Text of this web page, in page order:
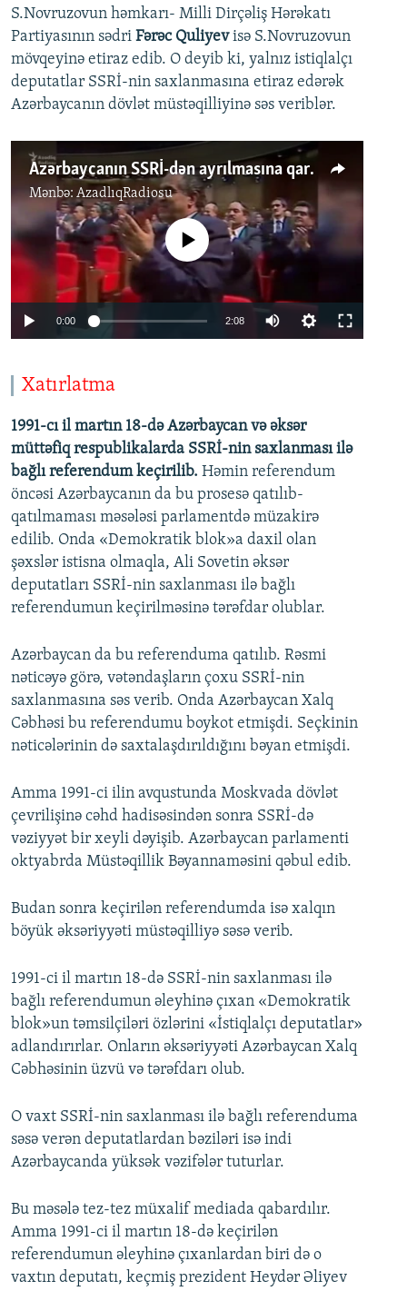
S.Novruzovun həmkarı- Milli Dirçəliş Hərəkatı
Partiyasının sədri Fərəc Quliyevisə S.Novruzovun
mövqeyinə etiraz edib. O deyib ki, yalnız istiqlalçı
deputatlar SSRİ-nin saxlanmasına etiraz edərək
Azərbaycanın dövlət müstəqilliyinə səs veriblər.
Azərbaycanın SSRİ-dən ayrılmasına qarşı çıxanlar kimlər idi
Mənbə: AzadlıqRadiosu
No media source currently available
0:00 2:08
Xatırlatma
1991-cı il martın 18-də Azərbaycan və əksər
müttəfiq respublikalarda SSRİ-nin saxlanması ilə
bağlı referendum keçirilib. Həmin referendum
öncəsi Azərbaycanın da bu prosesə qatılıb-
qatılmaması məsələsi parlamentdə müzakirə
edilib. Onda «Demokratik blok»a daxil olan
şəxslər istisna olmaqla, Ali Sovetin əksər
deputatları SSRİ-nin saxlanması ilə bağlı
referendumun keçirilməsinə tərəfdar olublar.
Azərbaycan da bu referenduma qatılıb. Rəsmi
nəticəyə görə, vətəndaşların çoxu SSRİ-nin
saxlanmasına səs verib. Onda Azərbaycan Xalq
Cəbhəsi bu referendumu boykot etmişdi. Seçkinin
nəticələrinin də saxtalaşdırıldığını bəyan etmişdi.
Amma 1991-ci ilin avqustunda Moskvada dövlət
çevrilişinə cəhd hadisəsindən sonra SSRİ-də
vəziyyət bir xeyli dəyişib. Azərbaycan parlamenti
oktyabrda Müstəqillik Bəyannaməsini qəbul edib.
Budan sonra keçirilən referendumda isə xalqın
böyük əksəriyyəti müstəqilliyə səsə verib.
1991-ci il martın 18-də SSRİ-nin saxlanması ilə
bağlı referendumun əleyhinə çıxan «Demokratik
blok»un təmsilçiləri özlərini «İstiqlalçı deputatlar»
adlandırırlar. Onların əksəriyyəti Azərbaycan Xalq
Cəbhəsinin üzvü və tərəfdarı olub.
O vaxt SSRİ-nin saxlanması ilə bağlı referenduma
səsə verən deputatlardan bəziləri isə indi
Azərbaycanda yüksək vəzifələr tuturlar.
Bu məsələ tez-tez müxalif mediada qabardılır.
Amma 1991-ci il martın 18-də keçirilən
referendumun əleyhinə çıxanlardan biri də o
vaxtın deputatı, keçmiş prezident Heydər Əliyev